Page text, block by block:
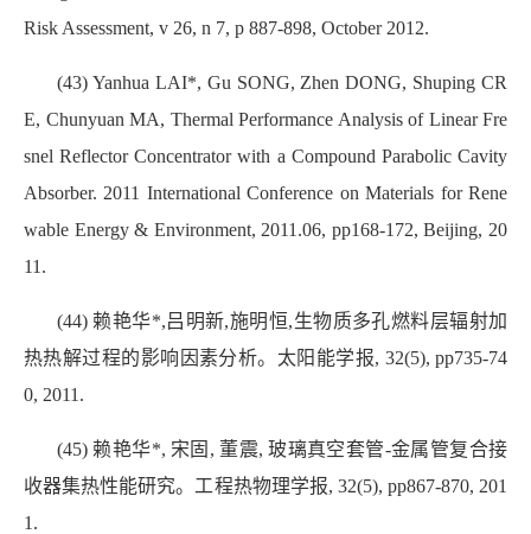
Risk Assessment, v 26, n 7, p 887-898, October 2012.
(43) Yanhua LAI*, Gu SONG, Zhen DONG, Shuping CR
E, Chunyuan MA, Thermal Performance Analysis of Linear Fre
snel Reflector Concentrator with a Compound Parabolic Cavity
Absorber. 2011 International Conference on Materials for Rene
wable Energy & Environment, 2011.06, pp168-172, Beijing, 20
11.
(44) 赖艳华*,吕明新,施明恒,生物质多孔燃料层辐射加
热热解过程的影响因素分析。太阳能学报, 32(5), pp735-74
0, 2011.
(45) 赖艳华*, 宋固, 董震, 玻璃真空套管-金属管复合接
收器集热性能研究。工程热物理学报, 32(5), pp867-870, 201
1.